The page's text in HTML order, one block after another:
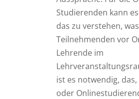
Studierenden kann
das zu verstehen,
Teilnehmenden vor
Lehrende im
ist es notwendig, das,
oder